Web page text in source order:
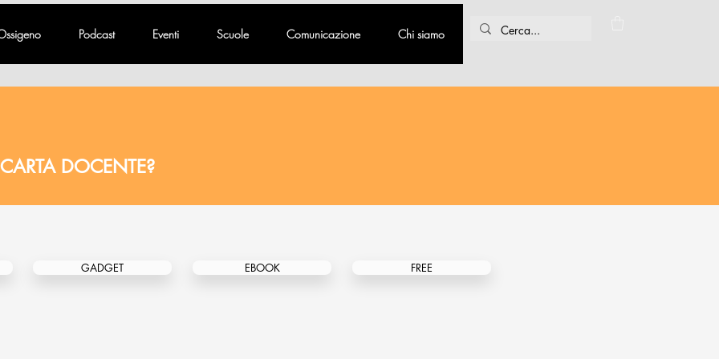
Podcast Eventi Scuole Comunicazione Chi siamo
DOCENTE?
GADGET EBOOK FREE